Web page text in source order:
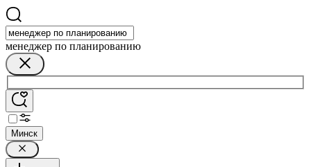
менеджер по планированию
Минск